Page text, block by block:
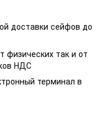
доставки сейфов до
физических так и от
НДС
терминал в